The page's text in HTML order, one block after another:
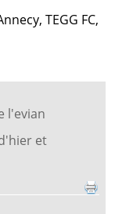
TEGG FC,
l'evian
et